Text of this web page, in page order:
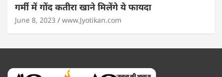
गर्मी में गोंद कतीरा खाने मिलेंगे ये फायदा
June 8, 2023 www.Jyotikan.com